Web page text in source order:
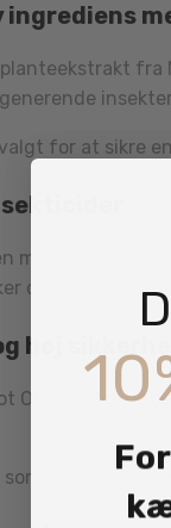
for at sikre
miljøfarlige
opholder sig.
høj sikkerhed
On til Katte
både er